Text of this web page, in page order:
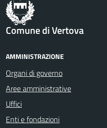
Comune di Vertova
AMMINISTRAZIONE
Organi di governo
Aree amministrative
Uffici
Enti e fondazioni